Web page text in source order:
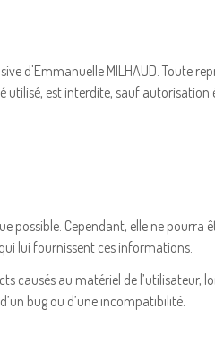
d'Emmanuelle MILHAUD. Toute
est interdite, sauf autorisation
Cependant, elle ne
lui fournissent ces informations.
au matériel de l’utilisateur,
bug ou d’une incompatibilité.